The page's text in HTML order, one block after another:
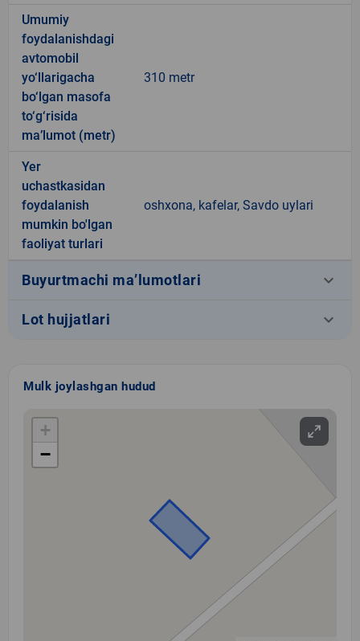
Umumiy
foydalanishdagi
avtomobil
yo‘llarigacha
bo‘lgan masofa
to‘g‘risida
ma’lumot (metr)
310 metr
Yer
uchastkasidan
foydalanish
mumkin bo'lgan
faoliyat turlari
oshxona, kafelar, Savdo uylari
Buyurtmachi ma’lumotlari keyboard_arrow_down
Lot hujjatlari keyboard_arrow_down
Mulk joylashgan hudud
+
−